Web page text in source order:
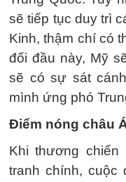
sẽ tiếp tục duy trì
Kinh, thậm chí có
đối đầu này, Mỹ
sẽ có sự sát
mình ứng phó
Điểm nóng châu
Khi thương chiến
tranh chính, cuộc